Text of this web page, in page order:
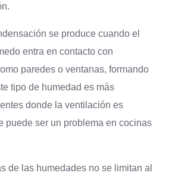
se produce cuando el
entra en contacto con
paredes o ventanas, formando
tipo de humedad es más
donde la ventilación es
puede ser un problema en cocinas
de las humedades no se limitan al